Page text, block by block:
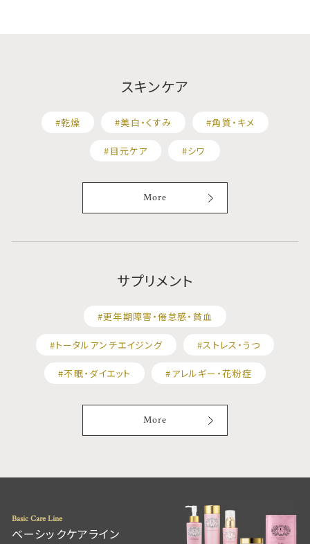
スキンケア
#乾燥 #美白・くすみ #角質・キメ
#目元ケア #シワ
More
サプリメント
#更年期障害・倦怠感・貧血
#トータルアンチエイジング #ストレス・うつ
#不眠・ダイエット #アレルギー・花粉症
More
ベーシックケアライン
Basic Care Line